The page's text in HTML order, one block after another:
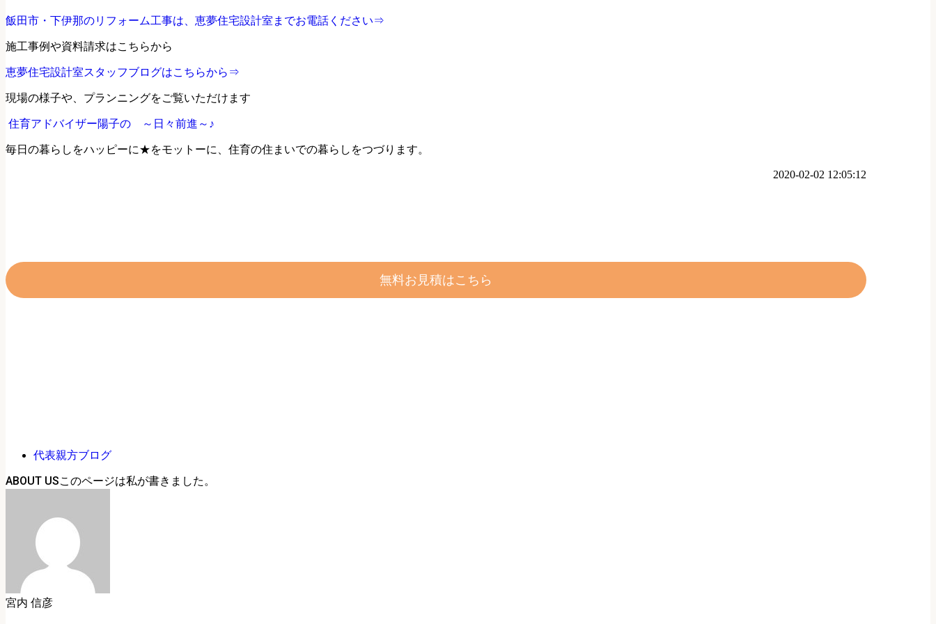
飯田市・下伊那のリフォーム工事は、恵夢住宅設計室までお電話ください⇒
施工事例や資料請求はこちらから
恵夢住宅設計室スタッフブログはこちらから⇒
現場の様子や、プランニングをご覧いただけます
住育アドバイザー陽子の ～日々前進～♪
毎日の暮らしをハッピーに★をモットーに、住育の住まいでの暮らしをつづります。
2020-02-02 12:05:12
無料お見積はこちら
代表親方ブログ
ABOUT US
宮内 信彦